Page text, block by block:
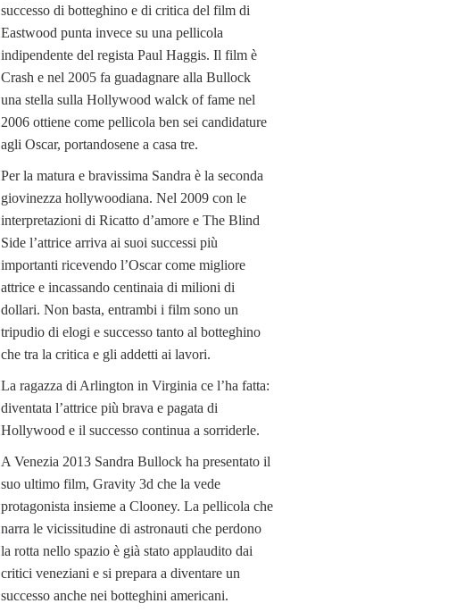
successo di botteghino e di critica del film di
Eastwood punta invece su una pellicola
indipendente del regista Paul Haggis. Il film è
Crash e nel 2005 fa guadagnare alla Bullock
una stella sulla Hollywood walck of fame nel
2006 ottiene come pellicola ben sei candidature
agli Oscar, portandosene a casa tre.
Per la matura e bravissima Sandra è la seconda
giovinezza hollywoodiana. Nel 2009 con le
interpretazioni di Ricatto d’amore e The Blind
Side l’attrice arriva ai suoi successi più
importanti ricevendo l’Oscar come migliore
attrice e incassando centinaia di milioni di
dollari. Non basta, entrambi i film sono un
tripudio di elogi e successo tanto al botteghino
che tra la critica e gli addetti ai lavori.
La ragazza di Arlington in Virginia ce l’ha fatta:
diventata l’attrice più brava e pagata di
Hollywood e il successo continua a sorriderle.
A Venezia 2013 Sandra Bullock ha presentato il
suo ultimo film, Gravity 3d che la vede
protagonista insieme a Clooney. La pellicola che
narra le vicissitudine di astronauti che perdono
la rotta nello spazio è già stato applaudito dai
critici veneziani e si prepara a diventare un
successo anche nei botteghini americani.